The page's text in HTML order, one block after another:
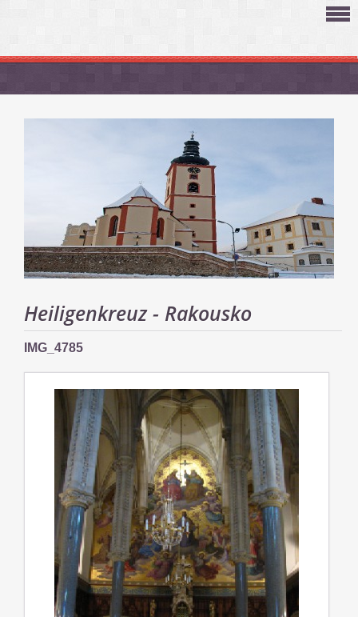
Heiligenkreuz - Rakousko
IMG_4785